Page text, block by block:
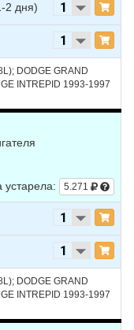
2 дня)
DODGE GRAND
INTREPID 1993-1997
устарела: 5.271
DODGE GRAND
INTREPID 1993-1997